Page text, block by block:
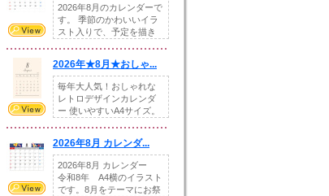
2026年8月のカレンダーで
す。 季節のかわいいイラ
スト入りで、予定を描き
2026年★8月★おしゃ...
毎年大人気！おしゃれな
レトロデザインカレンダ
ー 使いやすいA4サイズ。
2026年8月 カレンダ...
2026年8月 カレンダー
令和8年 A4横のイラスト
です。8月をテーマにお祭